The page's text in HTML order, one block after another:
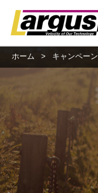
ホーム > キャンペーン